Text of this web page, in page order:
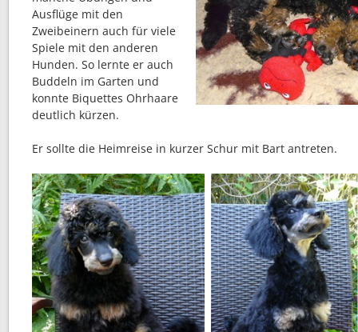
Ausflüge mit den
Zweibeinern auch für viele
Spiele mit den anderen
Hunden. So lernte er auch
Buddeln im Garten und
konnte Biquettes Ohrhaare
deutlich kürzen.
Er sollte die Heimreise in kurzer Schur mit Bart antreten.